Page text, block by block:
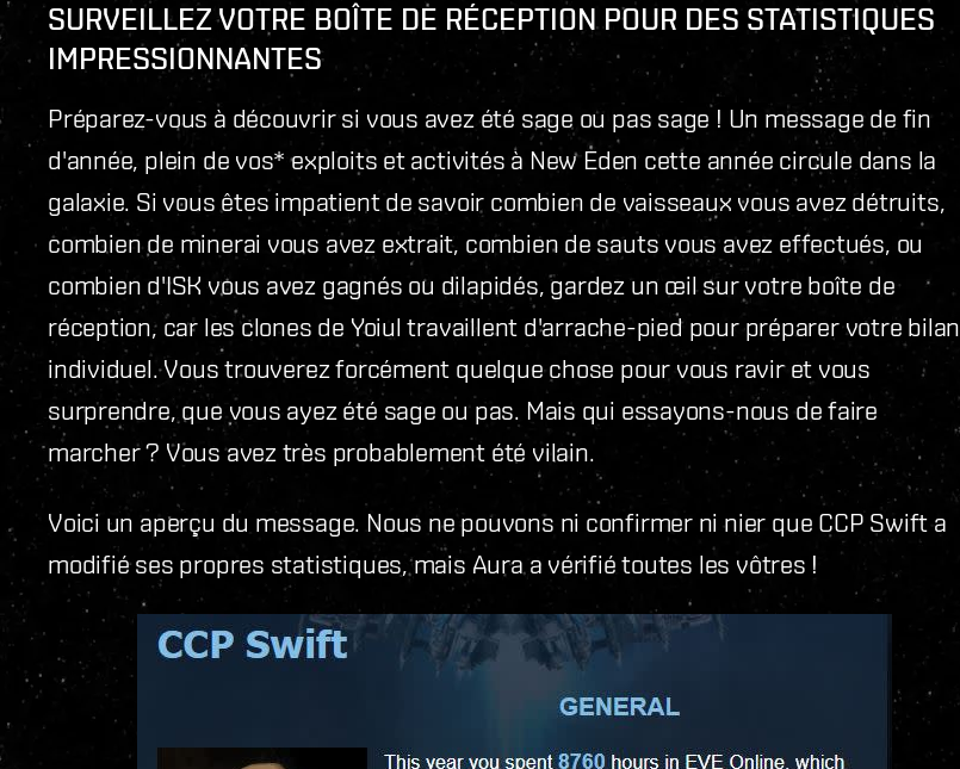
SURVEILLEZ VOTRE BOÎTE DE RÉCEPTION POUR DES STATISTIQUES
IMPRESSIONNANTES
Préparez-vous à découvrir si vous avez été sage ou pas sage ! Un message de fin
d'année, plein de vos* exploits et activités à New Eden cette année circule dans la
galaxie. Si vous êtes impatient de savoir combien de vaisseaux vous avez détruits,
combien de minerai vous avez extrait, combien de sauts vous avez effectués, ou
combien d'ISK vous avez gagnés ou dilapidés, gardez un œil sur votre boîte de
réception, car les clones de Yoiul travaillent d'arrache-pied pour préparer votre bilan
individuel. Vous trouverez forcément quelque chose pour vous ravir et vous
surprendre, que vous ayez été sage ou pas. Mais qui essayons-nous de faire
marcher ? Vous avez très probablement été vilain.
Voici un aperçu du message. Nous ne pouvons ni confirmer ni nier que CCP Swift a
modifié ses propres statistiques, mais Aura a vérifié toutes les vôtres !